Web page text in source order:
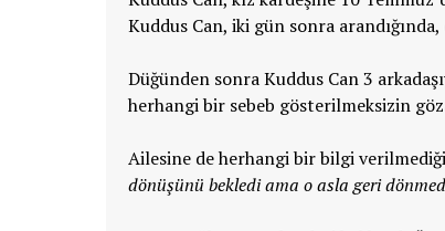
Kuddus Can, iki gün sonra
Düğünden sonra Kuddus Can 3
herhangi bir sebeb gösterilmeksizin
Ailesine de herhangi bir bilgi
dönüşünü bekledi ama o asla geri